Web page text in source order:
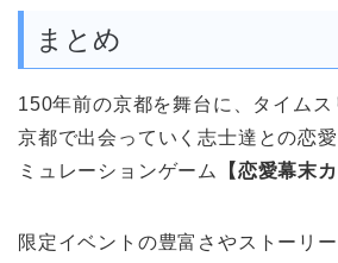
まとめ
150年前の京都を舞台に、タイムス
京都で出会っていく志士達 との恋
ミュレーションゲーム
【恋愛幕末
限定イベントの豊富さやストーリ